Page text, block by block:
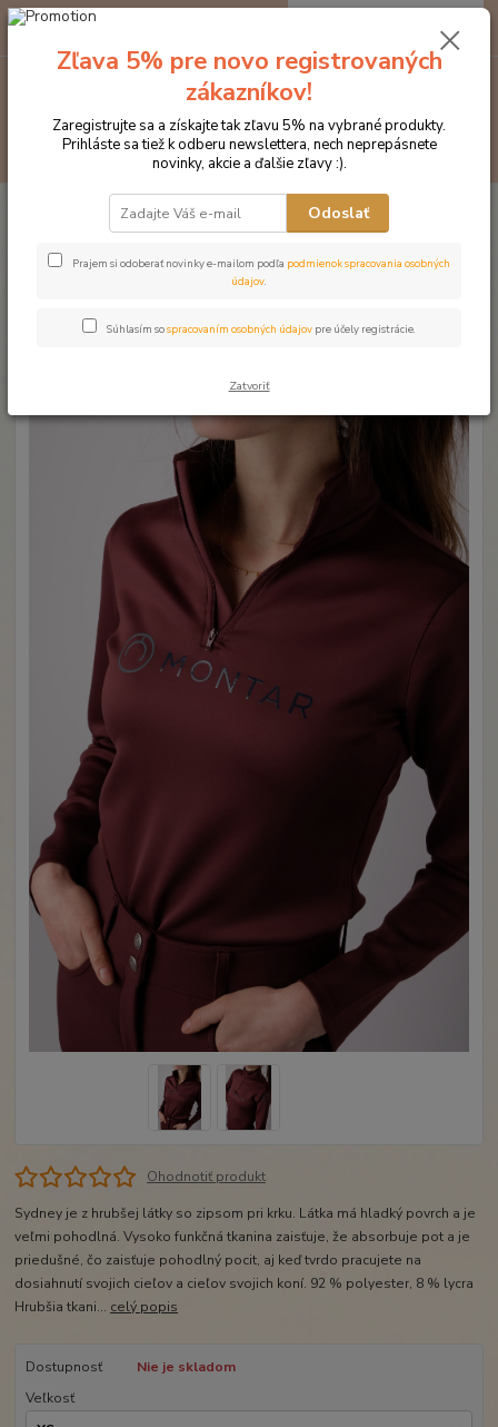
Hľadať
za0 €
Značka oblečenia MONTAR ZĽAVY! Tričká
MONTAR tričko s
dlhým rukávom SYDNEY bordové
MONTAR tričko s dlhým rukávom
SYDNEY bordové
Ohodnotiť produkt
Sydney je z hrubšej látky so zipsom pri krku. Látka má hladký povrch a je
veľmi pohodlná. Vysoko funkčná tkanina zaisťuje, že absorbuje pot a je
priedušné, čo zaisťuje pohodlný pocit, aj keď tvrdo pracujete na
dosiahnutí svojich cieľov a cieľov svojich koní. 92 % polyester, 8 % lycra
Hrubšia tkani... celý popis
Dostupnosť
Nie je skladom
Veľkosť
Zľava 5% pre novo registrovaných
zákazníkov!
Zaregistrujte sa a získajte tak zľavu 5% na vybrané produkty.
Prihláste sa tiež k odberu newslettera, nech neprepásnete
novinky, akcie a ďalšie zľavy :).
Odoslať
Prajem si odoberať novinky e-mailom podľa podmienok spracovania osobných
údajov.
Súhlasím sospracovaním osobných údajov pre účely registrácie.
Zatvoriť